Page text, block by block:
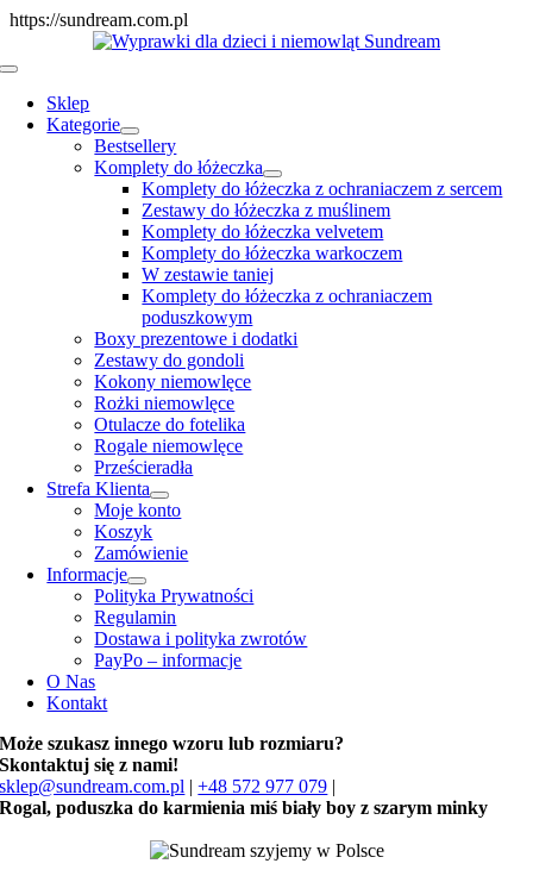
https://sundream.com.pl
to
Toggle
Navigation
Sklep
Kategorie
Bestsellery
Komplety do łóżeczka
Komplety do łóżeczka z ochraniaczem z sercem
Zestawy do łóżeczka z muślinem
Komplety do łóżeczka velvetem
Komplety do łóżeczka warkoczem
W zestawie taniej
Komplety do łóżeczka z ochraniaczem
poduszkowym
Boxy prezentowe i dodatki
Zestawy do gondoli
Kokony niemowlęce
Rożki niemowlęce
Otulacze do fotelika
Rogale niemowlęce
Prześcieradła
Strefa Klienta
Moje konto
Koszyk
Zamówienie
Informacje
Polityka Prywatności
Regulamin
Dostawa i polityka zwrotów
PayPo – informacje
O Nas
Kontakt
Może szukasz innego wzoru lub rozmiaru?
Skontaktuj się z nami!
sklep@sundream.com.pl |+48 572 977 079 |
Rogal, poduszka do karmienia miś biały boy z szarym minky